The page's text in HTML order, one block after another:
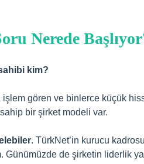
Nerede
kim?
gören ve binlerce küçük
bir şirket modeli var.
. TürkNet’in kurucu
de şirketin liderlik